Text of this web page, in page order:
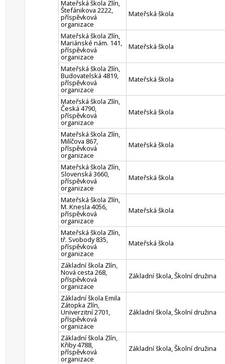
Mateřská škola Zlín,
Štefánikova 2222,
příspěvková
organizace
Mateřská škola
Mateřská škola Zlín,
Mariánské nám. 141,
příspěvková
organizace
Mateřská škola
Mateřská škola Zlín,
Budovatelská 4819,
příspěvková
organizace
Mateřská škola
Mateřská škola Zlín,
Česká 4790,
příspěvková
organizace
Mateřská škola
Mateřská škola Zlín,
Milíčova 867,
příspěvková
organizace
Mateřská škola
Mateřská škola Zlín,
Slovenská 3660,
příspěvková
organizace
Mateřská škola
Mateřská škola Zlín,
M. Knesla 4056,
příspěvková
organizace
Mateřská škola
Mateřská škola Zlín,
tř. Svobody 835,
příspěvková
organizace
Mateřská škola
Základní škola Zlín,
Nová cesta 268,
příspěvková
organizace
Základní škola, Školní družina
Základní škola Emila
Zátopka Zlín,
Univerzitní 2701,
příspěvková
organizace
Základní škola, Školní družina
Základní škola Zlín,
Křiby 4788,
příspěvková
organizace
Základní škola, Školní družina